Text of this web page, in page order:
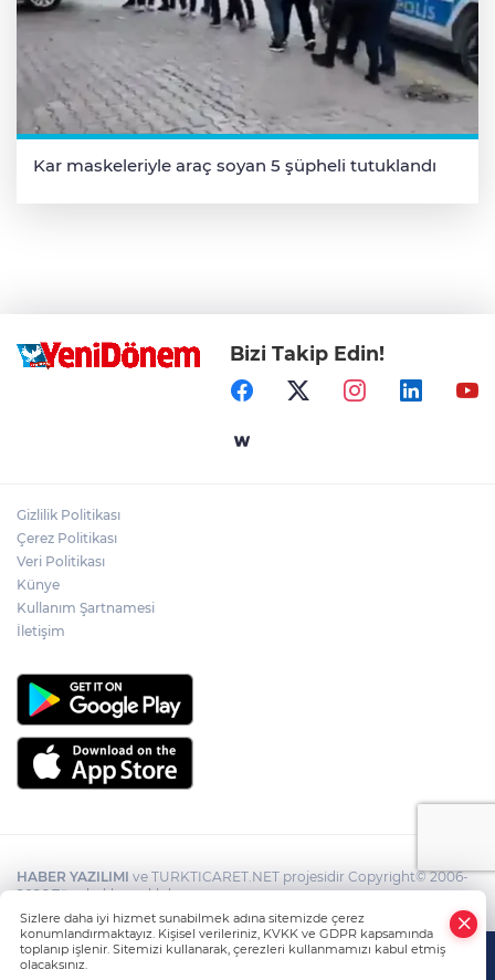
Kar maskeleriyle araç soyan 5 şüpheli tutuklandı
Bizi Takip Edin!
Gizlilik Politikası
Çerez Politikası
Veri Politikası
Künye
Kullanım Şartnamesi
İletişim
HABER YAZILIMI ve TURKTICARET.NET projesidir Copyright© 2006-
2026 Tüm hakları saklıdır.
Sizlere daha iyi hizmet sunabilmek adına sitemizde çerez
konumlandırmaktayız. Kişisel verileriniz, KVKK ve GDPR kapsamında
toplanıp işlenir. Sitemizi kullanarak, çerezleri kullanmamızı kabul etmiş
olacaksınız.